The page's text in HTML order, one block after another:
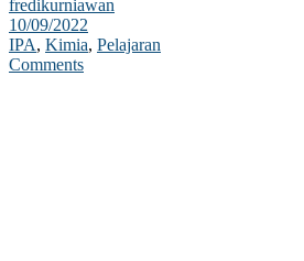
fredikurniawan
10/09/2022
IPA, Kimia, Pelajaran
Comments